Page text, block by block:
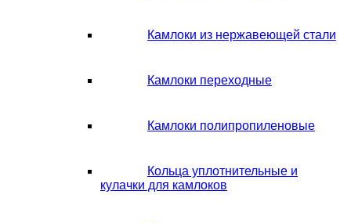
Камлоки из нержавеющей стали
Камлоки переходные
Камлоки полипропиленовые
Кольца уплотнительные и
кулачки для камлоков